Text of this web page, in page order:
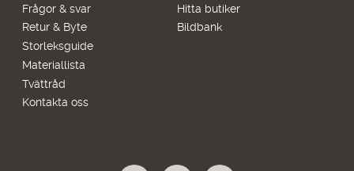
Frågor & svar
Retur & Byte
Storleksguide
Materiallista
Tvättråd
Kontakta oss
Hitta butiker
Bildbank